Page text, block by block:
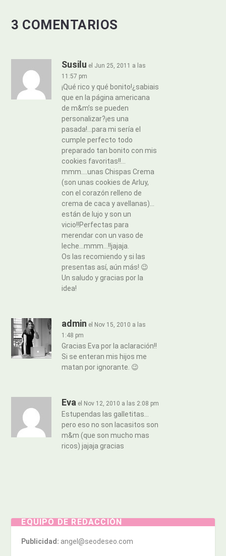
3 COMENTARIOS
Susilu el Jun 25, 2011 a las
11:57 pm
¡Qué rico y qué bonito!¿sabiais
que en la página americana
de m&m’s se pueden
personalizar?¡es una
pasada!…para mi sería el
cumple perfecto todo
preparado tan bonito con mis
cookies favoritas!!…
mmm….unas Chispas Crema
(son unas cookies de Arluy,
con el corazón relleno de
crema de caca y avellanas)…
están de lujo y son un
vicio!!Perfectas para
merendar con un vaso de
leche…mmm…!!jajaja.
Os las recomiendo y si las
presentas así, aún más! 😉
Un saludo y gracias por la
idea!
admin el Nov 15, 2010 a las
1:48 pm
Gracias Eva por la aclaración!!
Si se enteran mis hijos me
matan por ignorante. 😉
Eva el Nov 12, 2010 a las 2:08 pm
Estupendas las galletitas…
pero eso no son lacasitos son
m&m (que son mucho mas
ricos) jajaja gracias
EQUIPO DE REDACCIÓN
Publicidad: angel@seodeseo.com